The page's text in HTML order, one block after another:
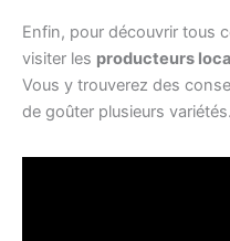
Enfin, pour découvrir tous
visiter les producteurs
Vous y trouverez des
de goûter plusieurs variétés.